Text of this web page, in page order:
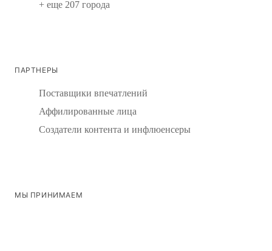
+ еще 207 города
ПАРТНЕРЫ
Поставщики впечатлений
Аффилированные лица
Создатели контента и инфлюенсеры
МЫ ПРИНИМАЕМ